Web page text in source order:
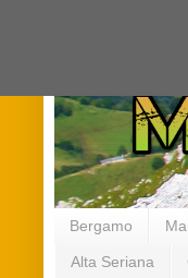
Bergamo
Alta Seriana